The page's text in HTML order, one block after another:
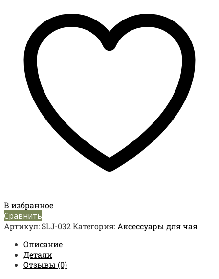
В избранное
Сравнить
Артикул: SLJ-032Категория: Аксессуары для чая
Описание
Детали
Отзывы (0)